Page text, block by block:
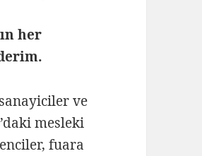
her
sanayiciler ve
mesleki
fuara